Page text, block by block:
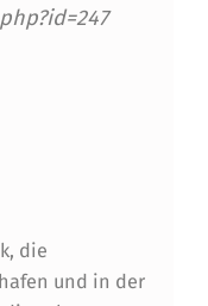
die
und in der